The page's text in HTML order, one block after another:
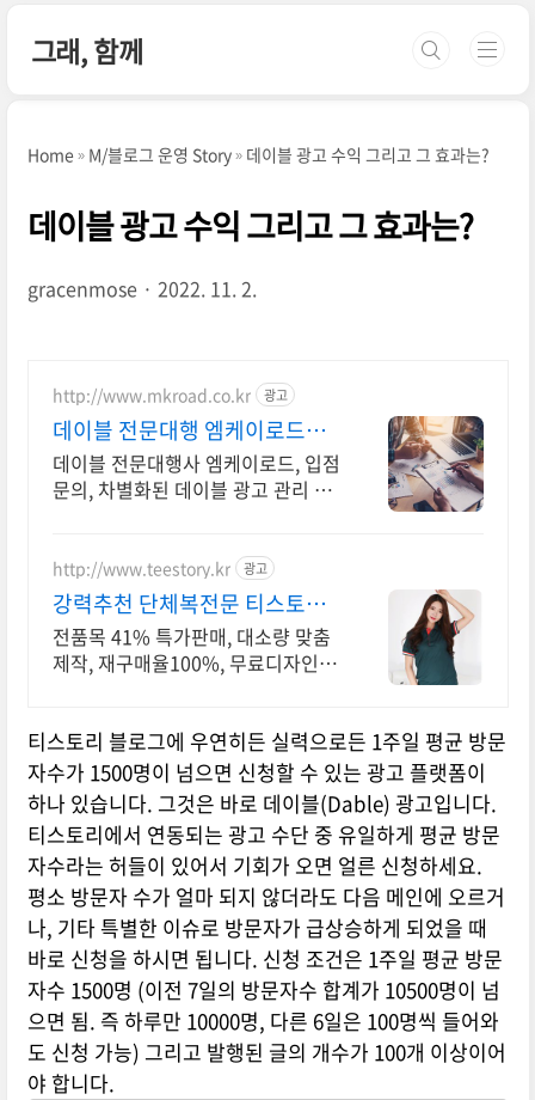
그래, 함께
Home M/블로그 운영 Story 데이블 광고 수익 그리고 그 효과는?
데이블 광고 수익 그리고 그 효과는?
gracenmose 2022. 11. 2.
http://www.mkroad.co.kr 광고
데이블 전문대행 엠케이로드
NO.1 데이블 전문대행사
데이블 전문대행사 엠케이로드, 입점
문의, 차별화된 데이블 광고 관리 및
http://www.teestory.kr 광고
강력추천 단체복전문 티스토리
전품목 41% 특가세일
전품목 41% 특가판매, 대소량 맞춤
제작, 재구매율100%, 무료디자인,
티스토리 블로그에 우연히든 실력으로든 1주일 평균 방문
자수가 1500명이 넘으면 신청할 수 있는 광고 플랫폼이
하나 있습니다. 그것은 바로 데이블(Dable) 광고입니다.
티스토리에서 연동되는 광고 수단 중 유일하게 평균 방문
자수라는 허들이 있어서 기회가 오면 얼른 신청하세요.
평소 방문자 수가 얼마 되지 않더라도 다음 메인에 오르거
나, 기타 특별한 이슈로 방문자가 급상승하게 되었을 때
바로 신청을 하시면 됩니다. 신청 조건은 1주일 평균 방문
자수 1500명 (이전 7일의 방문자수 합계가 10500명이 넘
으면 됨. 즉 하루만 10000명, 다른 6일은 100명씩 들어와
도 신청 가능) 그리고 발행된 글의 개수가 100개 이상이어
야 합니다.